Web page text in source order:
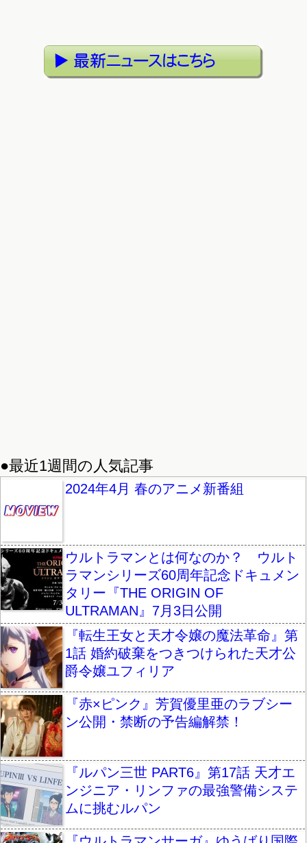
●最近1週間の人気記事
2024年4月 春のアニメ新番組
ウルトラマンとは何なのか？ ウルト
ラマンシリーズ60周年記念ドキュメン
タリー『THE ORIGIN OF
ULTRAMAN』7月3日公開
『転生王女と天才令嬢の魔法革命』第
1話 婚約破棄をつきつけられた天才公
爵令嬢ユフィリア
『赤×ピンク』芳賀優里亜のラブシー
ン公開・禁断の予告編解禁！
『ルパン三世 PART6』第17話 天才エ
ンジニア・リンファの最強警備システ
ムに挑むルパン